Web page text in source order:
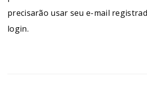
precisarão usar seu e-mail
login.